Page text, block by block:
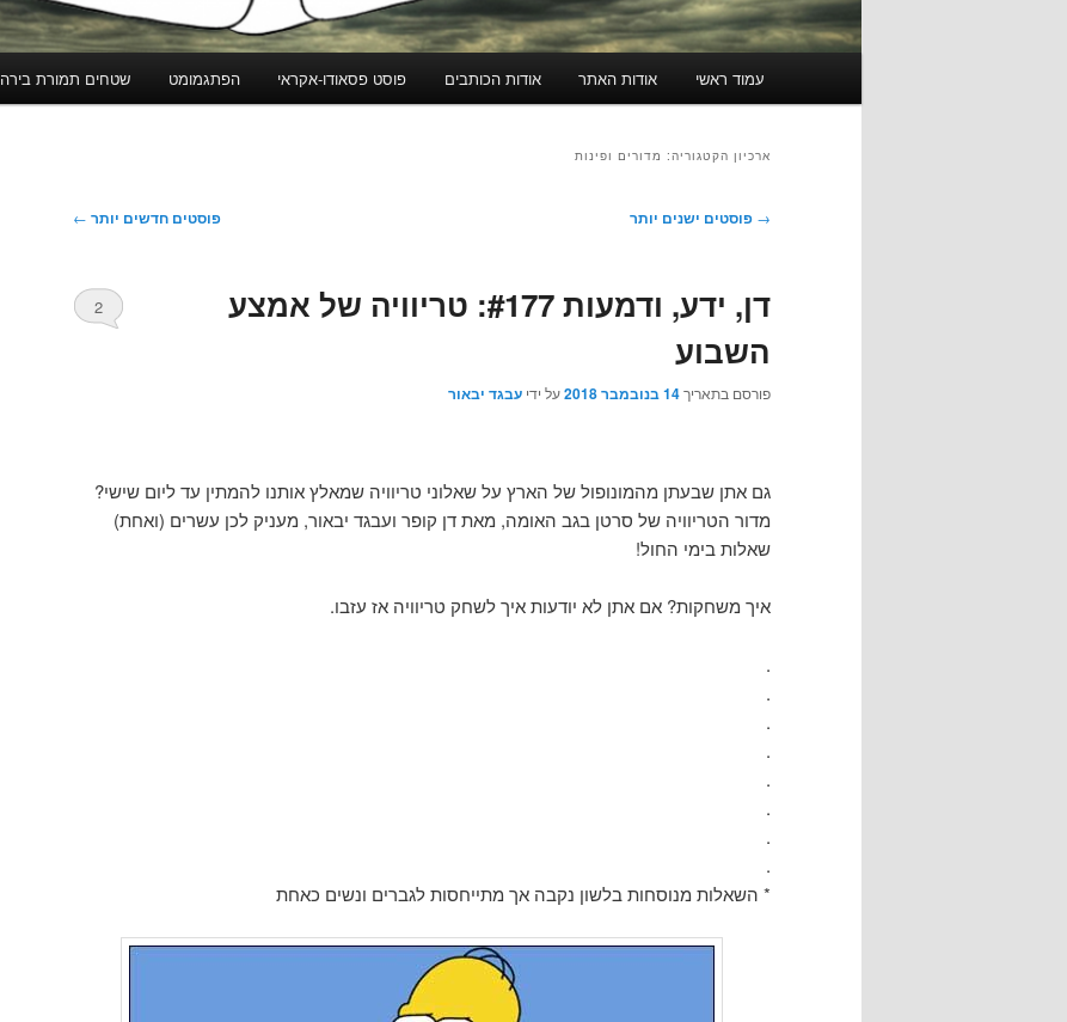
עמוד ראשי אודות האתר אודות הכותבים פוסט פסאודו-אקראי הפתגמומט שטחים תמורת בירה
ארכיון הקטגוריה: מדורים ופינות
ניווט
→ פוסטים ישנים יותר פוסטים חדשים יותר ←
דן, ידע, ודמעות #177: טריוויה של אמצע
השבוע
פורסם בתאריך14 בנובמבר 2018 על ידי עבגד יבאור
2
גם אתן שבעתן מהמונופול של הארץ על שאלוני טריוויה שמאלץ אותנו להמתין עד ליום שישי?
מדור הטריוויה של סרטן בגב האומה, מאת דן קופר ועבגד יבאור, מעניק לכן עשרים (ואחת)
שאלות בימי החול!
איך משחקות? אם אתן לא יודעות איך לשחק טריוויה אז עזבו.
.
.
.
.
.
.
.
.
* השאלות מנוסחות בלשון נקבה אך מתייחסות לגברים ונשים כאחת